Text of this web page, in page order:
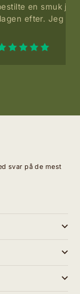
en smuk
efter. Jeg
svar på de mest